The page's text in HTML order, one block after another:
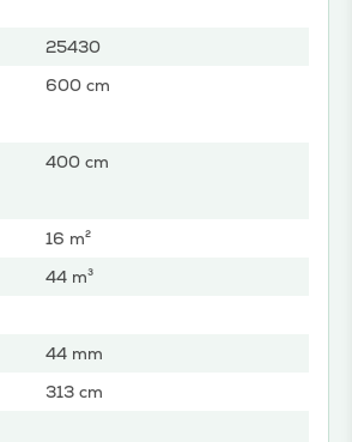
25430
600 cm
400 cm
16 m²
44 m³
44 mm
313 cm